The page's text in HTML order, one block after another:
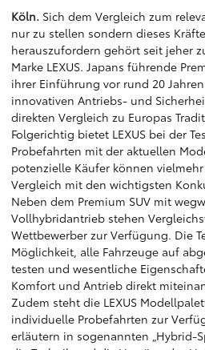
Köln. Sich dem Vergleich zum
nur zu stellen sondern dieses
herauszufordern gehört seit jeher
Marke LEXUS. Japans führende
ihrer Einführung vor rund 20
innovativen Antriebs- und
direkten Vergleich zu Europas
Folgerichtig bietet LEXUS bei der
Probefahrten mit der aktuellen
potenzielle Käufer können
Vergleich mit den wichtigsten
Neben dem Premium SUV mit
Vollhybridantrieb stehen
Wettbewerber zur Verfügung. Die
Möglichkeit, alle Fahrzeuge auf
testen und wesentliche
Komfort und Antrieb direkt
Zudem steht die LEXUS
individuelle Probefahrten zur
erläutern in sogenannten „Hybrid-